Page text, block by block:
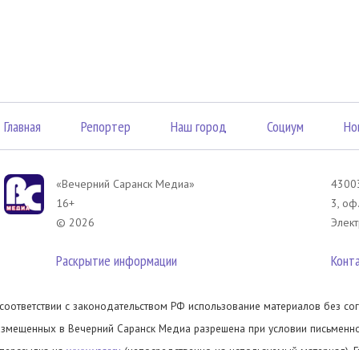
Главная Репортер Наш город Социум
«Вечерний Саранск Mедиа»
16+
© 2026
Раскрытие информации
3,
с законодательством РФ использование материалов без
в Вечерний Саранск Медиа разрешена при условии